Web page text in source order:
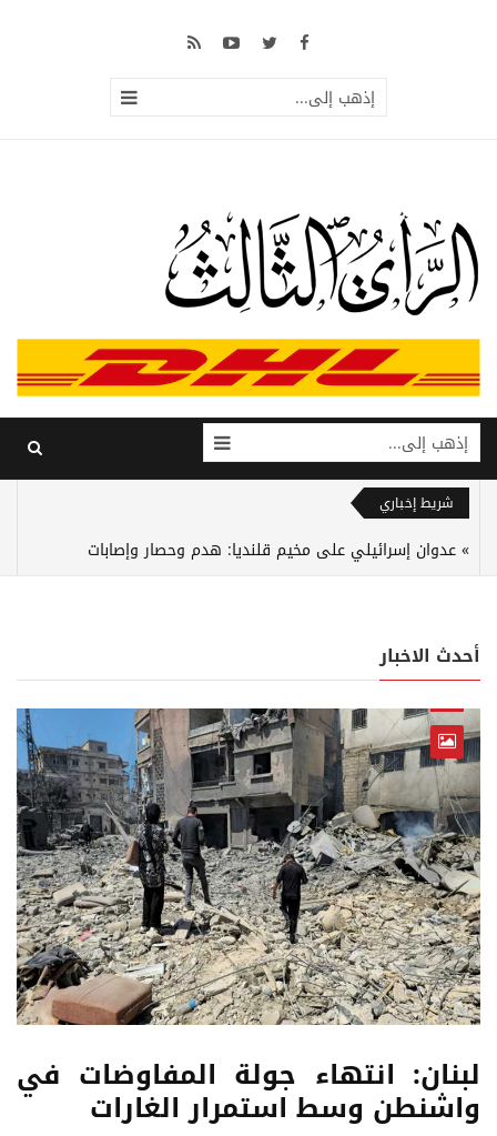
إذهب إلى...
إذهب إلى...
شريط إخباري
عدوان إسرائيلي على مخيم قلنديا: هدم وحصار وإصابات
أحدث الاخبار
لبنان: انتهاء جولة المفاوضات في
واشنطن وسط استمرار الغارات